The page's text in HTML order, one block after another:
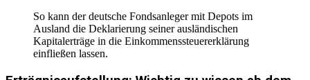
So kann der deutsche Fondsanleger mit Depots im
Ausland die Deklarierung seiner ausländischen
Kapitalerträge in die Einkommenssteuererklärung
einfließen lassen.